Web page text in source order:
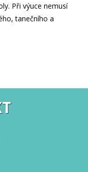
Při výuce nemusí
tanečního a